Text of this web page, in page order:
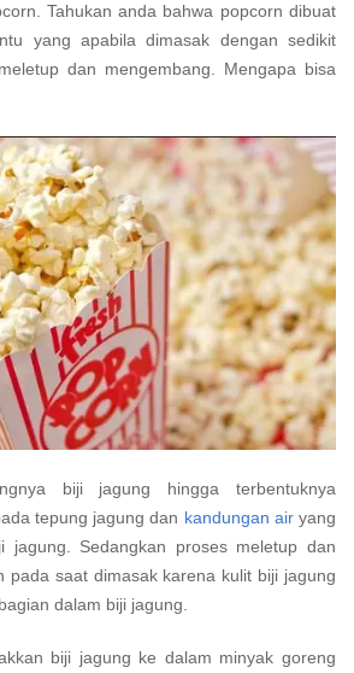
Tahukan anda bahwa popcorn dibuat
yang apabila dimasak dengan sedikit
dan mengembang. Mengapa bisa
biji jagung hingga terbentuknya
tepung jagung dan kandungan airyang
jagung. Sedangkan proses meletup dan
pada saat dimasak karena kulit biji jagung
dalam biji jagung.
biji jagung ke dalam minyak goreng